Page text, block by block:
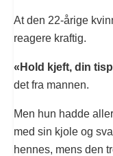
At den 22-årige
reagere kraftig.
«Hold kjeft, din
det fra mannen.
Men hun hadde
med sin kjole og
hennes, mens den